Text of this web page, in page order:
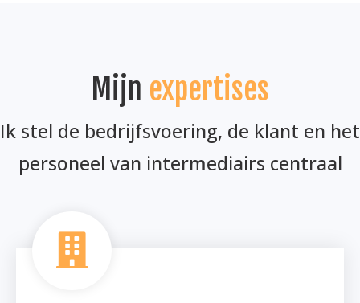
Mijn expertises
Ik stel de bedrijfsvoering, de klant en het
personeel van intermediairs centraal